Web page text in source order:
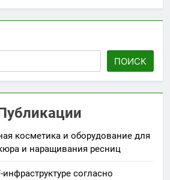
ПОИСК
косметика и оборудование для
и наращивания ресниц
согласно